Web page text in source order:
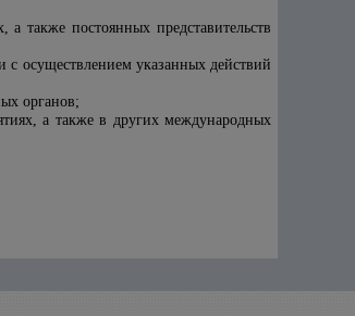
также постоянных представительств
осуществлением указанных действий
органов;
а также в других международных